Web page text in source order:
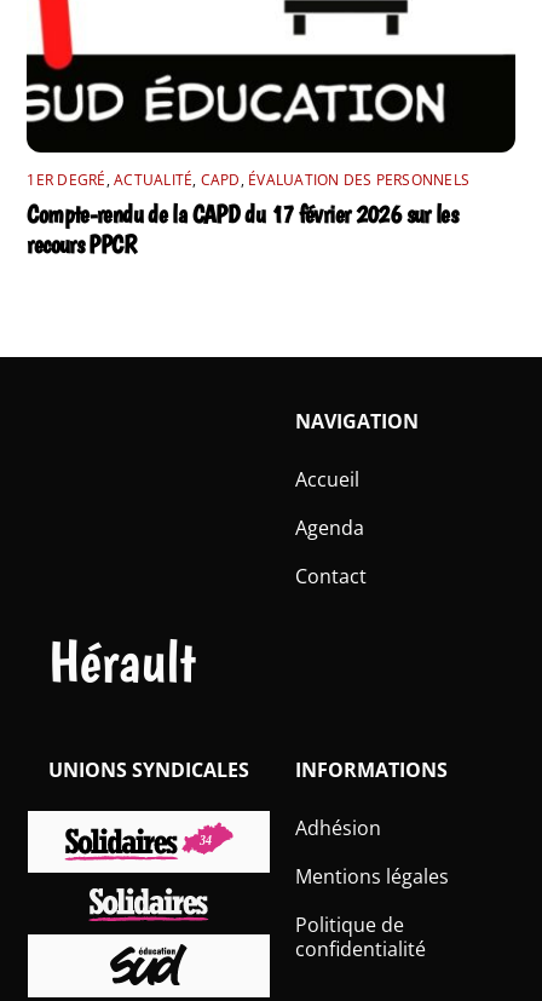
1ER DEGRÉ,ACTUALITÉ, CAPD, ÉVALUATION DES PERSONNELS
Compte-rendu de la CAPD du 17 février 2026 sur les
recours PPCR
Hérault
NAVIGATION
Accueil
Agenda
Contact
INFORMATIONS
Adhésion
Mentions légales
Politique de
confidentialité
UNIONS SYNDICALES